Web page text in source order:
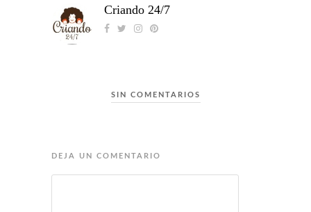
Criando 24/7
SIN COMENTARIOS
DEJA UN COMENTARIO